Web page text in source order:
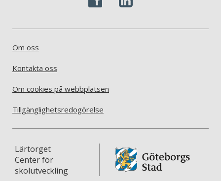
Om oss
Kontakta oss
Om cookies på webbplatsen
Tillgänglighetsredogörelse
Lärtorget
Center för
skolutveckling